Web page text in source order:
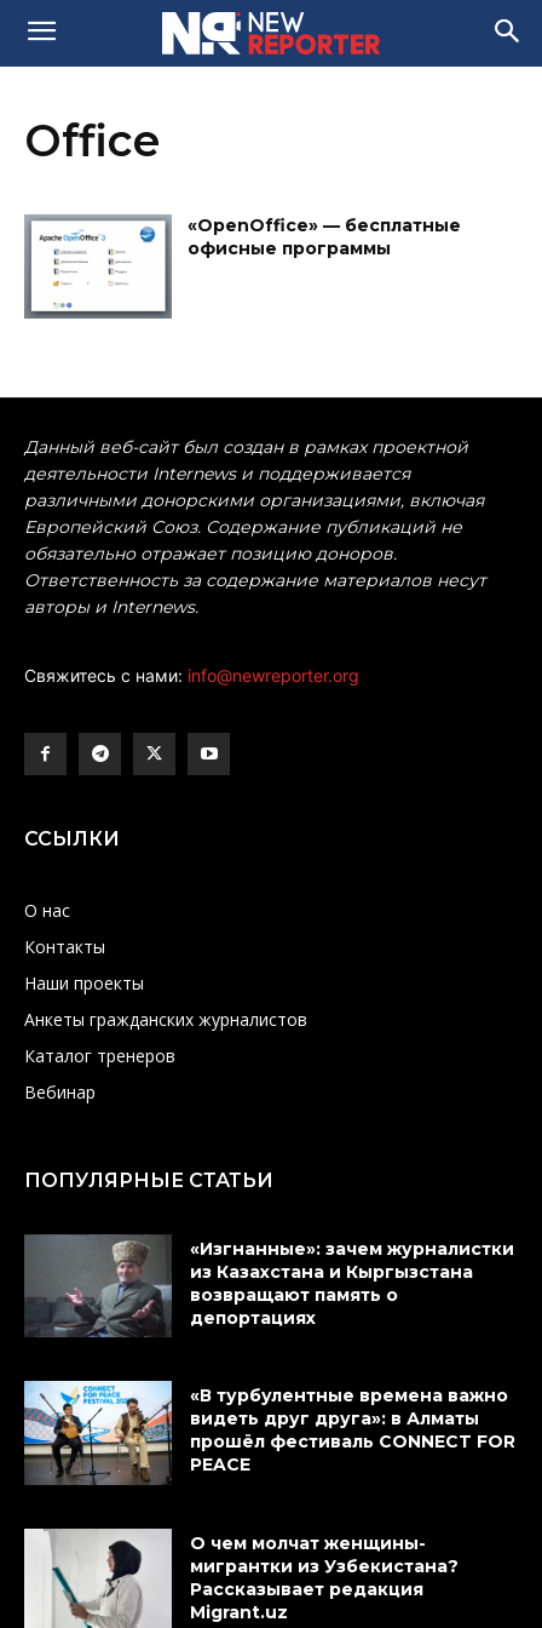
Office
«OpenOffice» — бесплатные
офисные программы
Данный веб-сайт был создан в рамках проектной
деятельности Internews и поддерживается
различными донорскими организациями, включая
Европейский Союз. Содержание публикаций не
обязательно отражает позицию доноров.
Ответственность за содержание материалов несут
авторы и Internews.
Свяжитесь с нами: info@newreporter.org
ССЫЛКИ
О нас
Контакты
Наши проекты
Анкеты гражданских журналистов
Каталог тренеров
Вебинар
ПОПУЛЯРНЫЕ СТАТЬИ
«Изгнанные»: зачем журналистки
из Казахстана и Кыргызстана
возвращают память о
депортациях
«В турбулентные времена важно
видеть друг друга»: в Алматы
прошёл фестиваль CONNECT FOR
PEACE
О чем молчат женщины-
мигрантки из Узбекистана?
Рассказывает редакция
Migrant.uz